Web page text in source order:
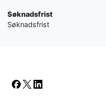
Søknadsfrist
Søknadsfrist